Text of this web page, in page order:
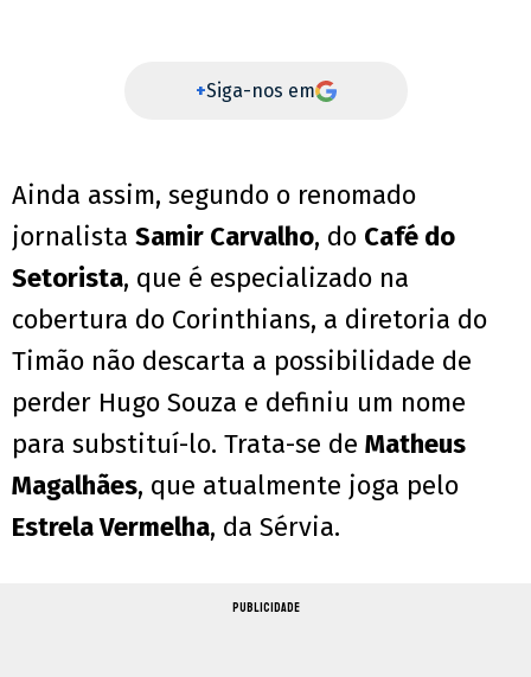
+Siga-nos em
Ainda assim, segundo o renomado
jornalista Samir Carvalho, do Café do
Setorista, que é especializado na
cobertura do Corinthians, a diretoria do
Timão não descarta a possibilidade de
perder Hugo Souza e definiu um nome
para substituí-lo. Trata-se de Matheus
Magalhães, que atualmente joga pelo
Estrela Vermelha, da Sérvia.
PUBLICIDADE